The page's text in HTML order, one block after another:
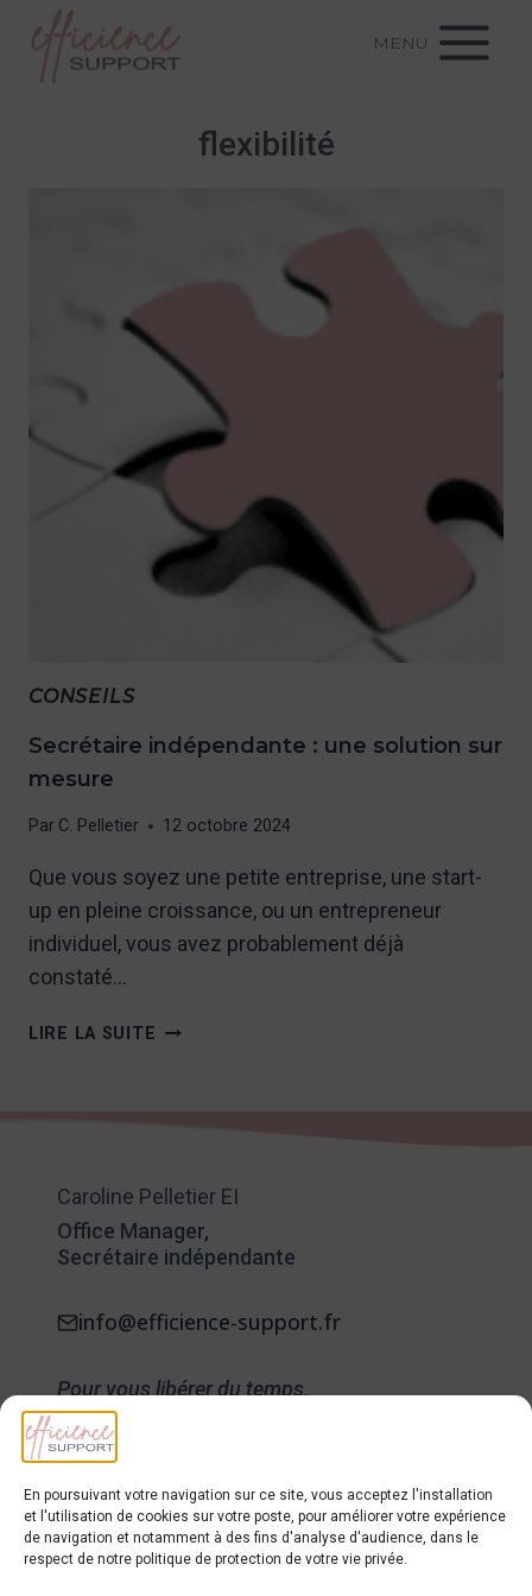
En poursuivant votre navigation sur ce site, vous acceptez l'installation
et l'utilisation de cookies sur votre poste, pour améliorer votre expérience
de navigation et notamment à des fins d'analyse d'audience, dans le
respect de notre politique de protection de votre vie privée.
contenu
MENU
flexibilité
CONSEILS
Secrétaire indépendante : une solution sur
mesure
Par C. Pelletier 12 octobre 2024
Que vous soyez une petite entreprise, une start-
up en pleine croissance, ou un entrepreneur
individuel, vous avez probablement déjà
constaté…
LIRE LA SUITE SECRÉTAIRE
MESURE
Caroline Pelletier EI
Office Manager,
Secrétaire indépendante
info@efficience-support.fr
Pour vous libérer du temps,
un peu, beaucoup, ponctuellement ou
régulièrement.
© 2026 - 2022 Efficience Support